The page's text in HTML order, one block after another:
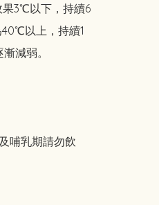
3℃以下，持續6
以上，持續1
減弱。
哺乳期請勿飲